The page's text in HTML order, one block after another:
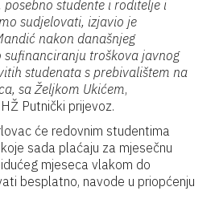
posebno studente i roditelje i
sudjelovati, izjavio je
nakon današnjeg
troškova javnog
studenata s prebivalištem na
sa Željkom Ukićem,
Putnički prijevoz.
će redovnim studentima
sada plaćaju za mjesečnu
mjeseca vlakom do
besplatno, navode u priopćenju